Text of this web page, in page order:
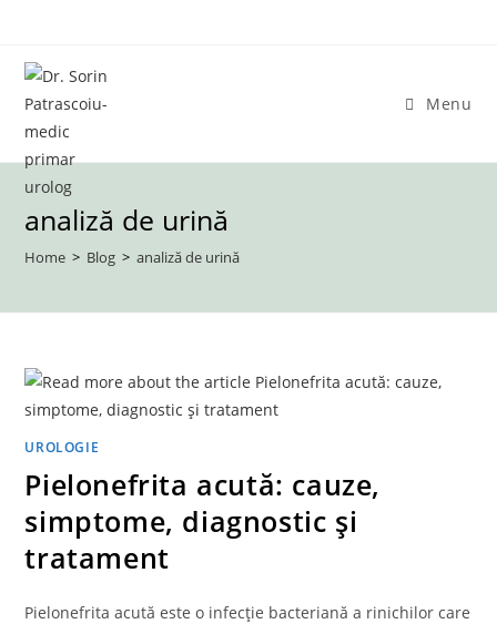
content
Menu
analiză de urină
Home > Blog > analiză de urină
UROLOGIE
Pielonefrita acută: cauze,
simptome, diagnostic și
tratament
Pielonefrita acută este o infecție bacteriană a rinichilor care